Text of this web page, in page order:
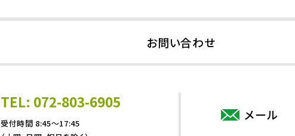
お問い合わせ
TEL: 072-803-6905
受付時間 8:45～17:45
メール